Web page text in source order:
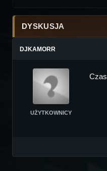
DYSKUSJA
DJKAMORR
UŻYTKOWNICY